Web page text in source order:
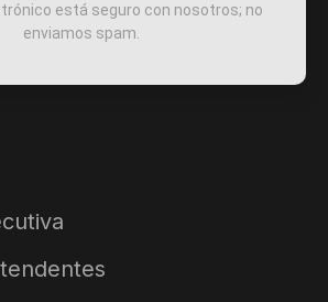
está seguro con nosotros; no
enviamos spam.